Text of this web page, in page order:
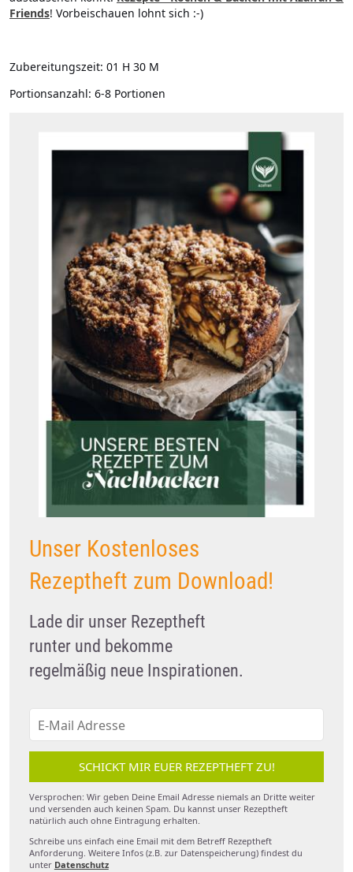
Friends! Vorbeischauen lohnt sich :-)
Zubereitungszeit: 01 H 30 M
Portionsanzahl: 6-8 Portionen
Unser Kostenloses
Rezeptheft zum Download!
Lade dir unser Rezeptheft
runter und bekomme
regelmäßig neue Inspirationen.
SCHICKT MIR EUER REZEPTHEFT ZU!
Versprochen: Wir geben Deine Email Adresse niemals an Dritte weiter
und versenden auch keinen Spam. Du kannst unser Rezeptheft
natürlich auch ohne Eintragung erhalten.
Schreibe uns einfach eine Email mit dem Betreff Rezeptheft
Anforderung. Weitere Infos (z.B. zur Datenspeicherung) findest du
unter Datenschutz